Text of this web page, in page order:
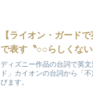
【ライオン・ガード
で表す〝○○らしくない
ディズニー作品の台詞で英
ド」カイオンの台詞から「
びます。